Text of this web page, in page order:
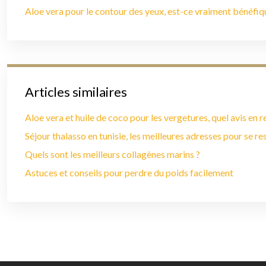
Aloe vera pour le contour des yeux, est-ce vraiment
Articles similaires
Aloe vera et huile de coco pour les vergetures, quel avis en
Séjour thalasso en tunisie, les meilleures adresses pour se
Quels sont les meilleurs collagènes marins ?
Astuces et conseils pour perdre du poids facilement